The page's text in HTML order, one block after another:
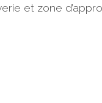
et zone